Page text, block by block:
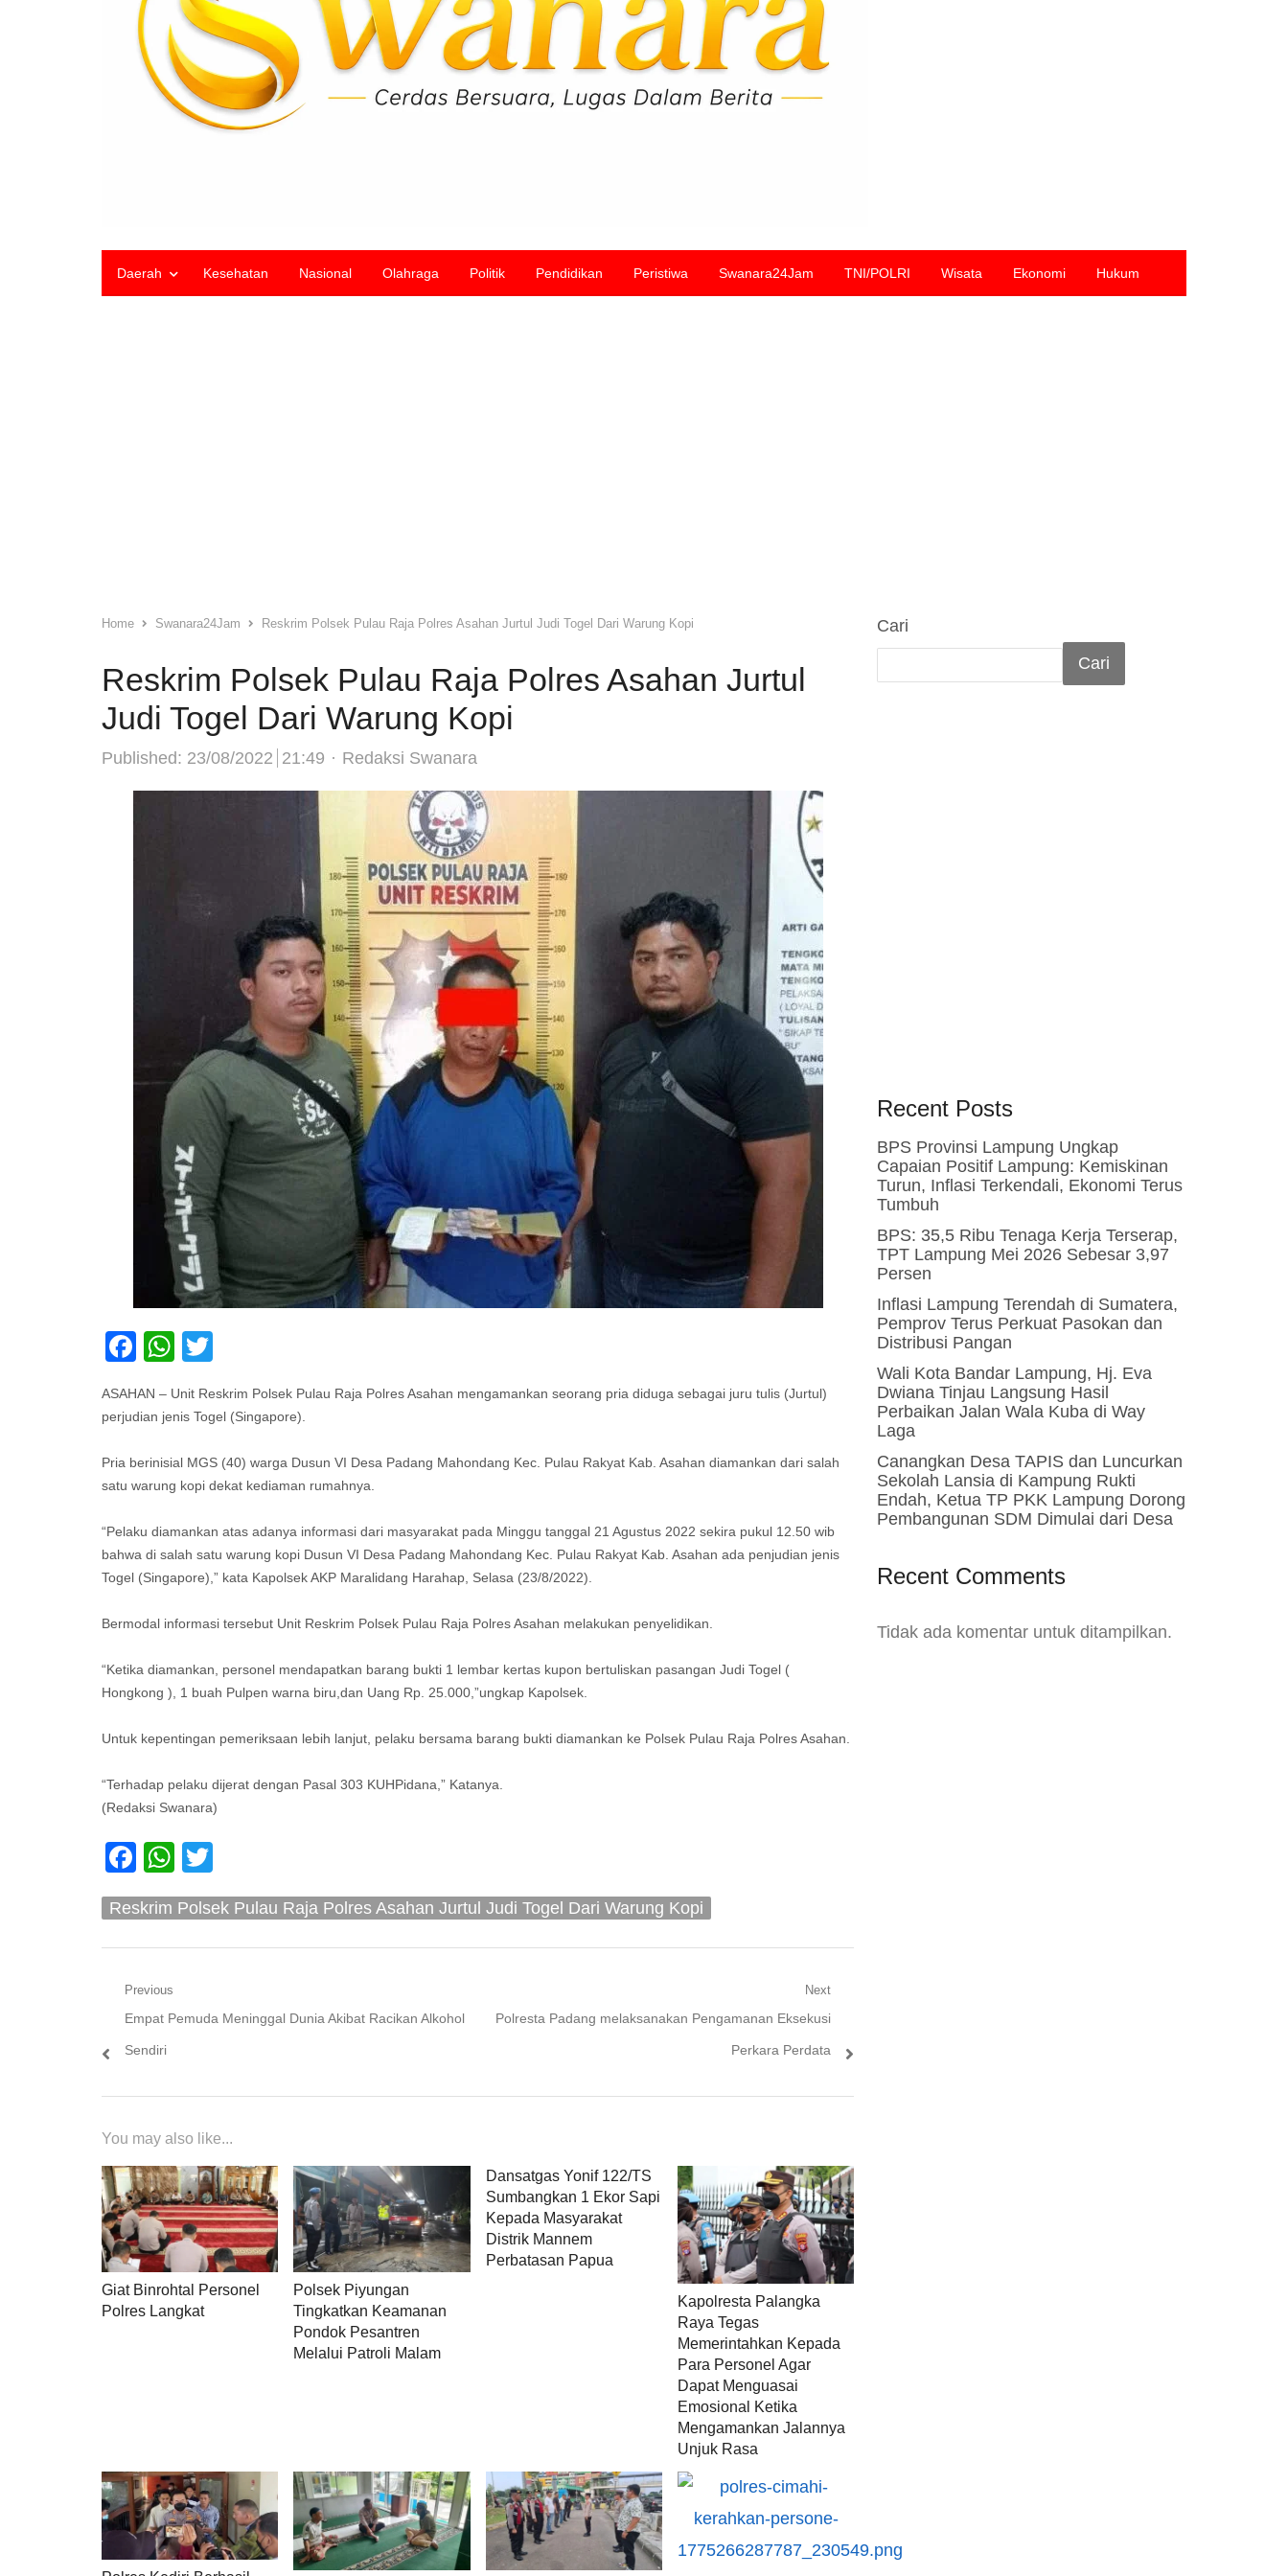
Daerah Kesehatan Nasional Olahraga Politik Pendidikan Peristiwa Swanara24Jam TNI/POLRI Wisata Ekonomi Hukum
Home Swanara24Jam Reskrim Polsek Pulau Raja Polres Asahan Jurtul Judi Togel Dari Warung Kopi
Reskrim Polsek Pulau Raja Polres Asahan Jurtul
Judi Togel Dari Warung Kopi
Published: 23/08/2022 21:49 Author
Redaksi Swanara
Facebook
WhatsApp
ASAHAN – Unit Reskrim Polsek Pulau Raja Polres Asahan mengamankan seorang pria diduga sebagai juru tulis (Jurtul)
perjudian jenis Togel (Singapore).
Pria berinisial MGS (40) warga Dusun VI Desa Padang Mahondang Kec. Pulau Rakyat Kab. Asahan diamankan dari salah
satu warung kopi dekat kediaman rumahnya.
“Pelaku diamankan atas adanya informasi dari masyarakat pada Minggu tanggal 21 Agustus 2022 sekira pukul 12.50 wib
bahwa di salah satu warung kopi Dusun VI Desa Padang Mahondang Kec. Pulau Rakyat Kab. Asahan ada penjudian jenis
Togel (Singapore),” kata Kapolsek AKP Maralidang Harahap, Selasa (23/8/2022).
Bermodal informasi tersebut Unit Reskrim Polsek Pulau Raja Polres Asahan melakukan penyelidikan.
“Ketika diamankan, personel mendapatkan barang bukti 1 lembar kertas kupon bertuliskan pasangan Judi Togel (
Hongkong ), 1 buah Pulpen warna biru,dan Uang Rp. 25.000,”ungkap Kapolsek.
Untuk kepentingan pemeriksaan lebih lanjut, pelaku bersama barang bukti diamankan ke Polsek Pulau Raja Polres Asahan.
“Terhadap pelaku dijerat dengan Pasal 303 KUHPidana,” Katanya.
(Redaksi Swanara)
Facebook
WhatsApp
Reskrim Polsek Pulau Raja Polres Asahan Jurtul Judi Togel Dari Warung Kopi
Navigasi
pos
Previous
Previous
post:
Empat Pemuda Meninggal Dunia Akibat Racikan Alkohol
Sendiri
Next
Next
Polresta Padang melaksanakan Pengamanan Eksekusi
Perkara Perdata
You may also like...
Giat Binrohtal Personel
Polres Langkat
Polsek Piyungan
Tingkatkan Keamanan
Pondok Pesantren
Melalui Patroli Malam
Dansatgas Yonif 122/TS
Sumbangkan 1 Ekor Sapi
Kepada Masyarakat
Distrik Mannem
Perbatasan Papua
Kapolresta Palangka
Raya Tegas
Memerintahkan Kepada
Para Personel Agar
Dapat Menguasai
Emosional Ketika
Mengamankan Jalannya
Unjuk Rasa
Cari
Cari
Recent Posts
BPS Provinsi Lampung Ungkap
Capaian Positif Lampung: Kemiskinan
Turun, Inflasi Terkendali, Ekonomi Terus
Tumbuh
BPS: 35,5 Ribu Tenaga Kerja Terserap,
TPT Lampung Mei 2026 Sebesar 3,97
Persen
Inflasi Lampung Terendah di Sumatera,
Pemprov Terus Perkuat Pasokan dan
Distribusi Pangan
Wali Kota Bandar Lampung, Hj. Eva
Dwiana Tinjau Langsung Hasil
Perbaikan Jalan Wala Kuba di Way
Laga
Canangkan Desa TAPIS dan Luncurkan
Sekolah Lansia di Kampung Rukti
Endah, Ketua TP PKK Lampung Dorong
Pembangunan SDM Dimulai dari Desa
Recent Comments
Tidak ada komentar untuk ditampilkan.